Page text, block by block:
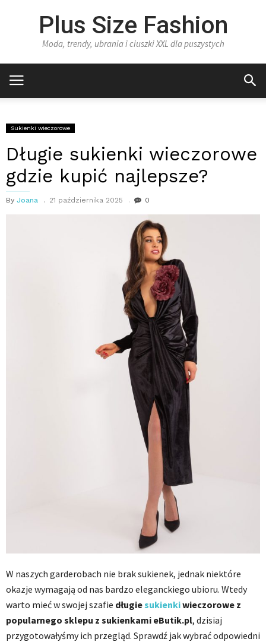
Plus Size Fashion
Moda, trendy, ubrania i ciuszki XXL dla puszystych
Sukienki wieczorowe
Długie sukienki wieczorowe
gdzie kupić najlepsze?
By Joana 21 października 2025 0
W naszych garderobach nie brak sukienek, jednak niektóre
okazje wymagają od nas bardzo eleganckiego ubioru. Wtedy
warto mieć w swojej szafie długiesukienkiwieczorowe z
popularnego sklepu z sukienkami eButik.pl, dzisiaj
przygotowałyśmy ich przegląd. Sprawdź jak wybrać odpowiedni